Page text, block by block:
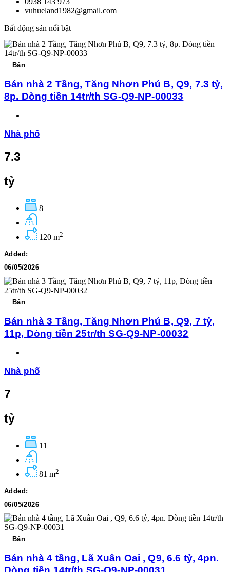
vuhueland1982@gmail.com
Bất động sản nổi bật
Bán
Bán nhà 2 Tầng, Tăng Nhơn Phú B, Q9, 7.3 tỷ,
8p. Dòng tiền 14tr/th SG-Q9-NP-00033
Nhà phố
7.3
tỷ
8
120 m2
Added:
06/05/2026
Bán
Bán nhà 3 Tầng, Tăng Nhơn Phú B, Q9, 7 tỷ,
11p, Dòng tiền 25tr/th SG-Q9-NP-00032
Nhà phố
7
tỷ
11
81 m2
Added:
06/05/2026
Bán
Bán nhà 4 tầng, Lã Xuân Oai , Q9, 6.6 tỷ, 4pn.